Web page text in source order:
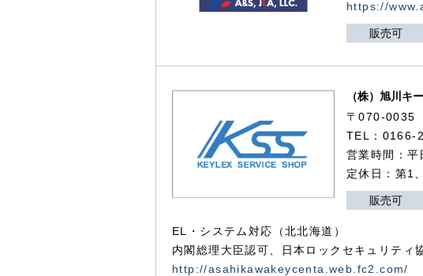
https://
販売可
（株）旭川キ
〒070-0035
TEL：0166-
営業時間：
定休日：第1
販売可
EL・システム対応（北北海道）
内閣総理大臣認可、日本ロックセキュリテ
http://asahikawakeycenta.web.fc2.com/